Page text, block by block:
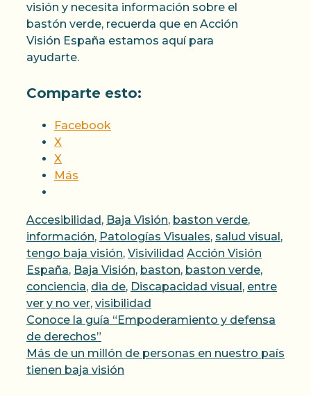
visión y necesita información sobre el
bastón verde, recuerda que en Acción
Visión España estamos aquí para
ayudarte.
Comparte esto:
Facebook
X
X
Más
Categorías
Accesibilidad, Baja Visión, baston verde,
información, Patologías Visuales, salud visual,
tengo baja visión, Visivilidad Etiquetas
Acción Visión
España, Baja Visión, baston, baston verde,
conciencia, dia de, Discapacidad visual, entre
ver y no ver, visibilidad
Conoce la guía “Empoderamiento y defensa
de derechos”
Más de un millón de personas en nuestro país
tienen baja visión